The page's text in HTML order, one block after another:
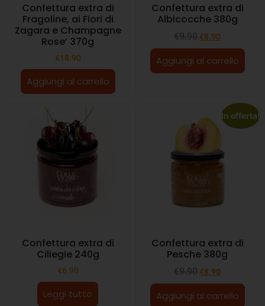
Confettura extra di
Fragoline, ai Fiori di
Zagara e Champagne
Rose’ 370g
€18.90
Aggiungi al carrello
Confettura extra di
Albicocche 380g
€8.90
Aggiungi al carrello
Confettura extra di
Ciliegie 240g
€6.90
Leggi tutto
In offerta!
Confettura extra di
Pesche 380g
€8.90
Aggiungi al carrello